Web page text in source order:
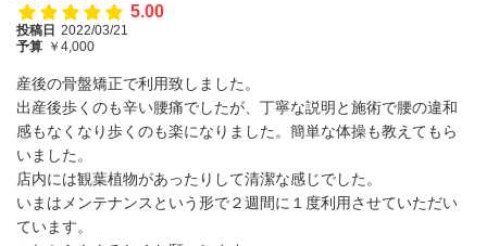
5.00
投稿日 2022/03/21
予算 ￥4,000
産後の骨盤矯正で利用致しました。
出産後歩くのも辛い腰痛でしたが、丁寧な説明と施術で腰の違和
感もなくなり歩くのも楽になりました。簡単な体操も教えてもら
いました。
店内には観葉植物があったりして清潔な感じでした。
いまはメンテナンスという形で２週間に１度利用させていただい
ています。